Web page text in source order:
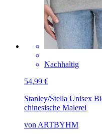
Nachhaltig
54,99 €
Stanley/Stella Unisex
chinesische Malerei
von ARTBYHM